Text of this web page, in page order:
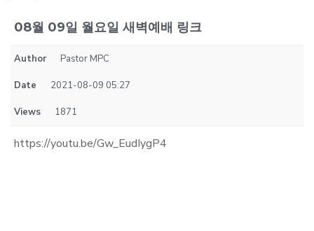
08월 09일 월요일 새벽예배 링크
Author Pastor MPC
Date 2021-08-09 05:27
Views 1871
https://youtu.be/Gw_EudIygP4